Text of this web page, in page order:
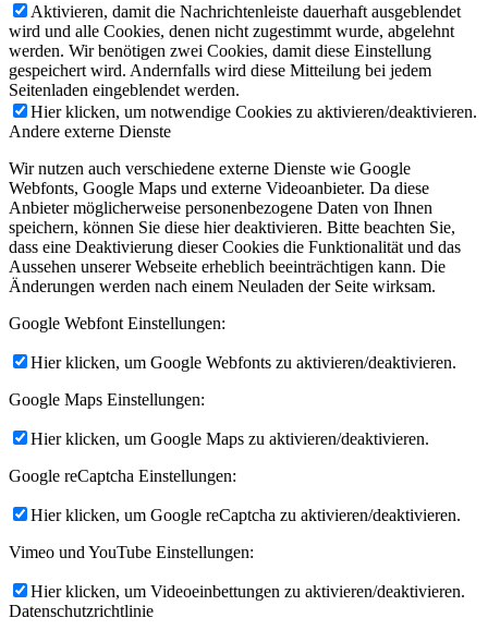
Aktivieren, damit die Nachrichtenleiste dauerhaft ausgeblendet
wird und alle Cookies, denen nicht zugestimmt wurde, abgelehnt
werden. Wir benötigen zwei Cookies, damit diese Einstellung
gespeichert wird. Andernfalls wird diese Mitteilung bei jedem
Seitenladen eingeblendet werden.
Hier klicken, um notwendige Cookies zu aktivieren/deaktivieren.
Andere externe Dienste
Wir nutzen auch verschiedene externe Dienste wie Google
Webfonts, Google Maps und externe Videoanbieter. Da diese
Anbieter möglicherweise personenbezogene Daten von Ihnen
speichern, können Sie diese hier deaktivieren. Bitte beachten Sie,
dass eine Deaktivierung dieser Cookies die Funktionalität und das
Aussehen unserer Webseite erheblich beeinträchtigen kann. Die
Änderungen werden nach einem Neuladen der Seite wirksam.
Google Webfont Einstellungen:
Hier klicken, um Google Webfonts zu aktivieren/deaktivieren.
Google Maps Einstellungen:
Hier klicken, um Google Maps zu aktivieren/deaktivieren.
Google reCaptcha Einstellungen:
Hier klicken, um Google reCaptcha zu aktivieren/deaktivieren.
Vimeo und YouTube Einstellungen:
Hier klicken, um Videoeinbettungen zu aktivieren/deaktivieren.
Datenschutzrichtlinie